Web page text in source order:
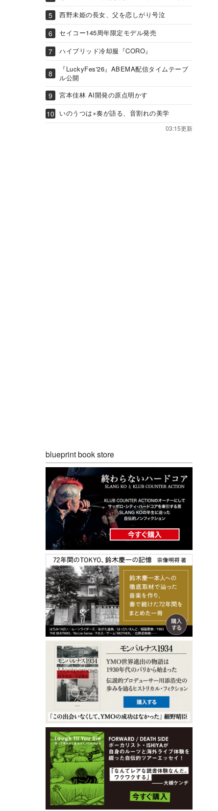
西野未姫の長女、父を恋しがり号泣
セイコー145周年限定モデル発売
ハイブリッド冷却服『CORO』
『LuckyFes'26』ABEMA配信タイムテーブ
ル公開
宮本佳林 AI開発の原点明かす
いのうつは×奏が語る、音割れの美学
03:15更新
blueprint book store